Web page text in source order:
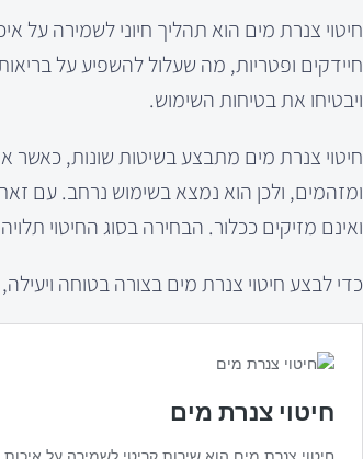
חיטוי צנרת מים הוא תהליך חיוני לשמירה
חיידקים ופטריות, מה שעלול להשפיע על
ויבטיחו את בטיחות השימוש.
חיטוי צנרת מים מתבצע בשיטות שונות, כאשר
ומזהמים, ולכן הוא נמצא בשימוש נרחב. עם
ואינם מזיקים ככלור. הבחירה בסוג החיטוי
כדי לבצע חיטוי צנרת מים בצורה בטוחה